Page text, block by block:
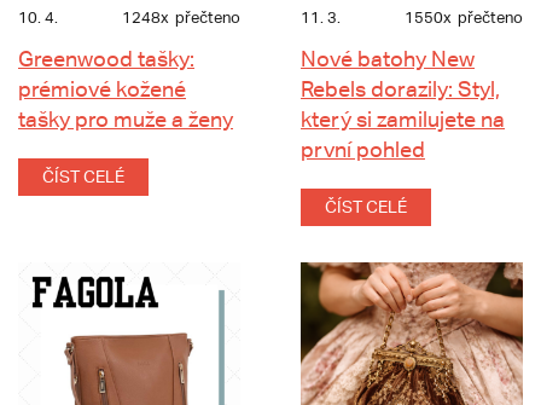
10. 4. 1248x přečteno
Greenwood tašky:
prémiové kožené
tašky pro muže a ženy
ČÍST CELÉ
11. 3. 1550x přečteno
Nové batohy New
Rebels dorazily: Styl,
který si zamilujete na
první pohled
ČÍST CELÉ